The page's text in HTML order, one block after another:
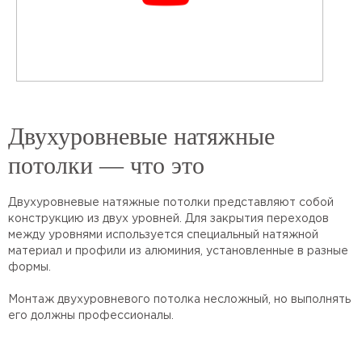
Двухуровневые натяжные
потолки — что это
Двухуровневые натяжные потолки представляют собой
конструкцию из двух уровней. Для закрытия переходов
между уровнями используется специальный натяжной
материал и профили из алюминия, установленные в разные
формы.
Монтаж двухуровневого потолка несложный, но выполнять
его должны профессионалы.